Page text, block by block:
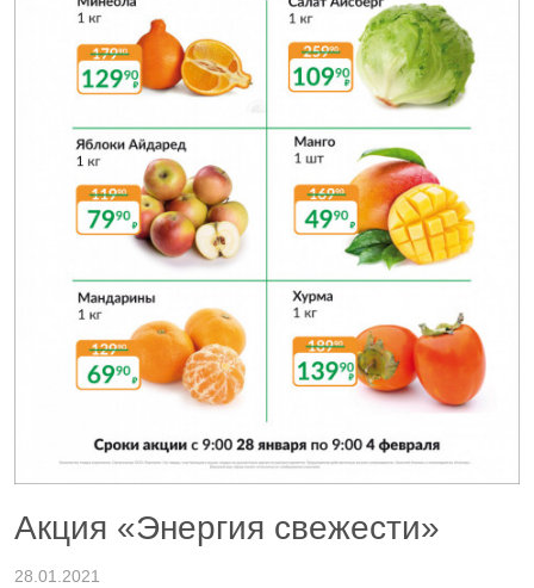
Акция «Энергия свежести»
28.01.2021